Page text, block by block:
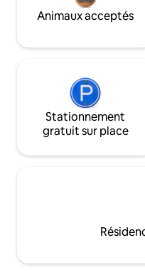
Animaux acceptés
Stationnement
gratuit sur place